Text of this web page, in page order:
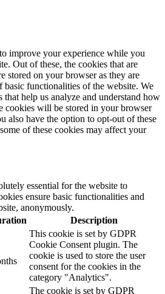
improve your experience while you
Out of these, the cookies that are
stored on your browser as they are
functionalities of the website. We
that help us analyze and understand how
cookies will be stored in your browser
also have the option to opt-out of these
of these cookies may affect your
essential for the website to
ensure basic functionalities and
anonymously.
Description
This cookie is set by GDPR
Cookie Consent plugin. The
cookie is used to store the user
consent for the cookies in the
category "Analytics".
The cookie is set by GDPR